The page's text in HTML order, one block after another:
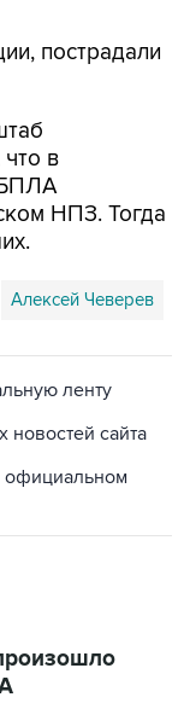
НПЗ. Тогда
Алексей Чеверев
сайта
официальном